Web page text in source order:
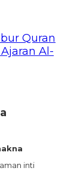
Quran
Al-
inti